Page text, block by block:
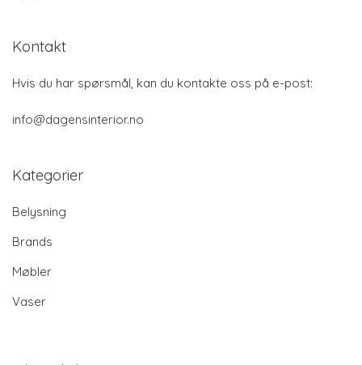
Kontakt
Hvis du har spørsmål, kan du kontakte oss på e-post:
info@dagensinterior.no
Kategorier
Belysning
Brands
Møbler
Vaser